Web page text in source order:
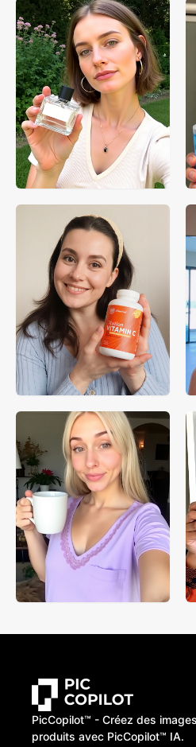
PicCopilot™️ - Créez des
produits avec PicCopilot™️ IA.